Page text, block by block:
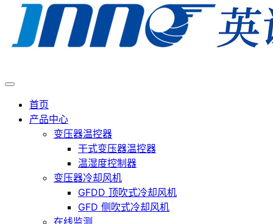
首页
产品中心
变压器温控器
干式变压器温控器
温湿度控制器
变压器冷却风机
GFDD 顶吹式冷却风机
GFD 侧吹式冷却风机
在线监测